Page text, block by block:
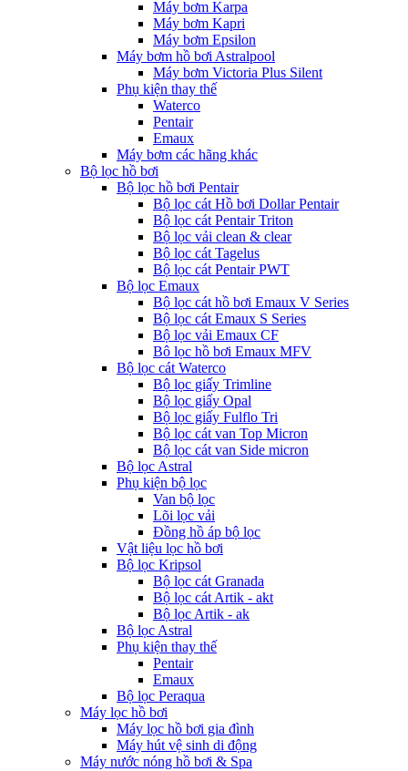
Máy bơm Karpa
Máy bơm Kapri
Máy bơm Epsilon
Máy bơm hồ bơi Astralpool
Máy bơm Victoria Plus Silent
Phụ kiện thay thế
Waterco
Pentair
Emaux
Máy bơm các hãng khác
Bộ lọc hồ bơi
Bộ lọc hồ bơi Pentair
Bộ lọc cát Hồ bơi Dollar Pentair
Bộ lọc cát Pentair Triton
Bộ lọc vải clean & clear
Bộ lọc cát Tagelus
Bộ lọc cát Pentair PWT
Bộ lọc Emaux
Bộ lọc cát hồ bơi Emaux V Series
Bộ lọc cát Emaux S Series
Bộ lọc vải Emaux CF
Bô lọc hồ bơi Emaux MFV
Bộ lọc cát Waterco
Bộ lọc giấy Trimline
Bộ lọc giấy Opal
Bộ lọc giấy Fulflo Tri
Bộ lọc cát van Top Micron
Bộ lọc cát van Side micron
Bộ lọc Astral
Phụ kiện bộ lọc
Van bộ lọc
Lõi lọc vải
Đồng hồ áp bộ lọc
Vật liệu lọc hồ bơi
Bộ lọc Kripsol
Bộ lọc cát Granada
Bộ lọc cát Artik - akt
Bộ lọc Artik - ak
Bộ lọc Astral
Phụ kiện thay thế
Pentair
Emaux
Bộ lọc Peraqua
Máy lọc hồ bơi
Máy lọc hồ bơi gia đình
Máy hút vệ sinh di động
Máy nước nóng hồ bơi & Spa